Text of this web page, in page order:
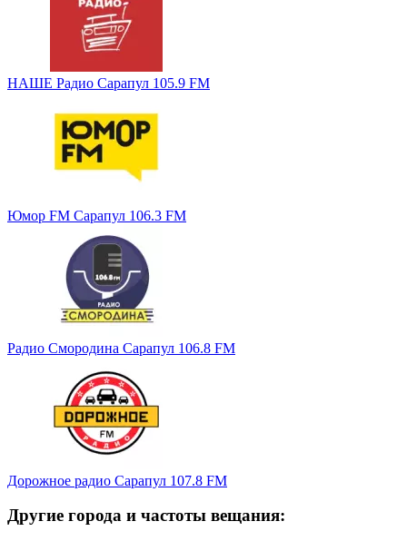
НАШЕ Радио Сарапул 105.9 FM
Юмор FM Сарапул 106.3 FM
Радио Смородина Сарапул 106.8 FM
Дорожное радио Сарапул 107.8 FM
Другие города и частоты вещания: